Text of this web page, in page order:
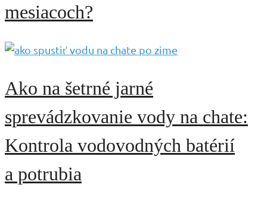
mesiacoch?
Ako na šetrné jarné
sprevádzkovanie vody na chate:
Kontrola vodovodných batérií
a potrubia